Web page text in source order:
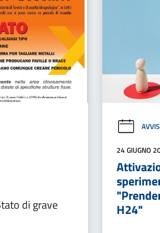
di grave
24 GIUGNO
H24"